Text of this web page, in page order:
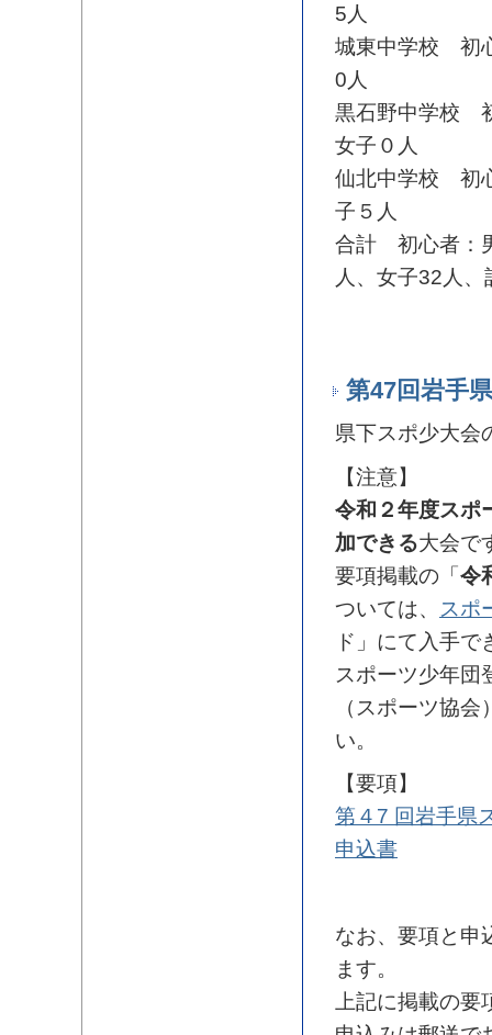
5人
城東中学校 初
0人
黒石野中学校
女子０人
仙北中学校 初
子５人
合計 初心者：
人、女子32人、
第47回岩手
県下スポ少大会
【注意】
令和２年度スポ
加できる大会で
要項掲載の「令
ついては、
スポ
ド」にて入手で
スポーツ少年団
（スポーツ協
い。
【要項】
第４7 回岩手県
申込書
なお、要項と申
ます。
上記に掲載の要